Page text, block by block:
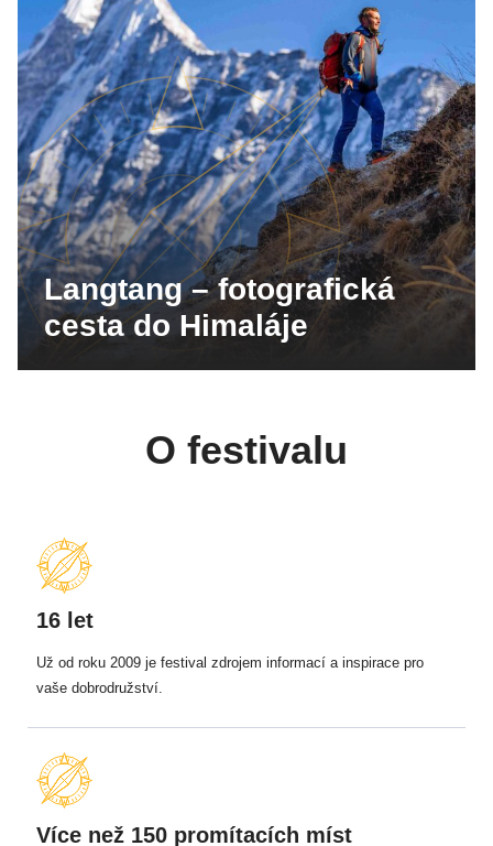
Langtang – fotografická
cesta do Himaláje
O festivalu
16 let
Už od roku 2009 je festival zdrojem informací a inspirace pro
vaše dobrodružství.
Více než 150 promítacích míst